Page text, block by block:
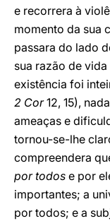
e recorrera à
momento da sua
passara do lado
sua razão de
existência foi
2 Cor12, 15),
ameaças e
tornou-se-lhe
compreendera
por todos e por
importantes; a
por todos; e a